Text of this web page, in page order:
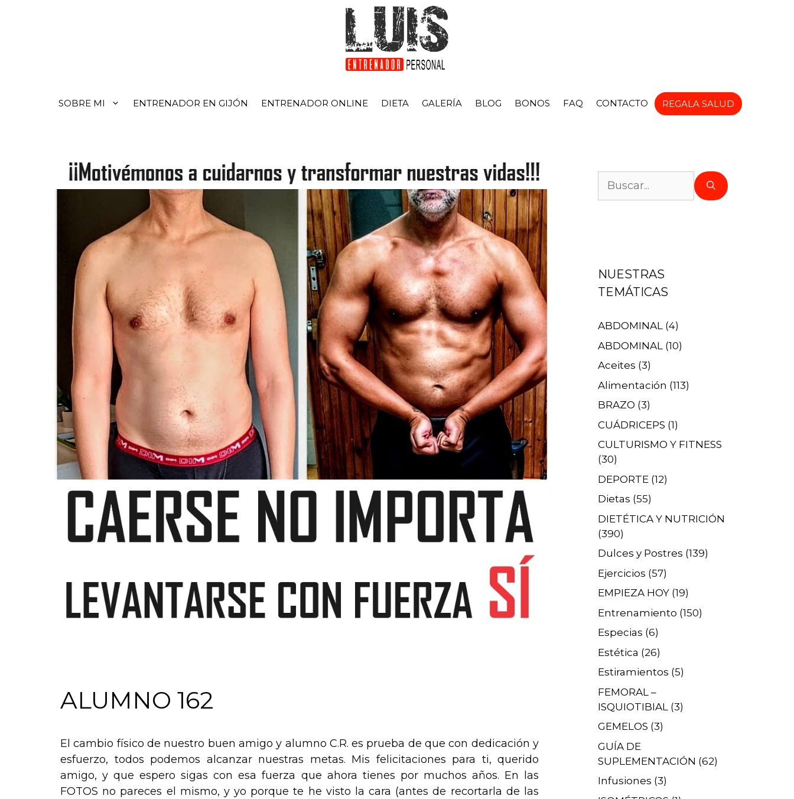
SOBRE MI ENTRENADOR EN GIJÓN ENTRENADOR ONLINE DIETA GALERÍA BLOG BONOS FAQ CONTACTO REGALA SALUD
ALUMNO 162
El cambio físico de nuestro buen amigo y alumno C.R. es prueba de que con dedicación y
esfuerzo, todos podemos alcanzar nuestras metas. Mis felicitaciones para ti, querido
amigo, y que espero sigas con esa fuerza que ahora tienes por muchos años. En las
FOTOS no pareces el mismo, y yo porque te he visto la cara (antes de recortarla de las
NUESTRAS
TEMÁTICAS
ABDOMINAL (4)
ABDOMINAL (10)
Aceites (3)
Alimentación (113)
BRAZO (3)
CUÁDRICEPS (1)
CULTURISMO Y FITNESS
(30)
DEPORTE (12)
Dietas (55)
DIETÉTICA Y NUTRICIÓN
(390)
Dulces y Postres (139)
Ejercicios (57)
EMPIEZA HOY (19)
Entrenamiento (150)
Especias (6)
Estética (26)
Estiramientos (5)
FEMORAL –
ISQUIOTIBIAL (3)
GEMELOS (3)
GUÍA DE
SUPLEMENTACIÓN (62)
Infusiones (3)